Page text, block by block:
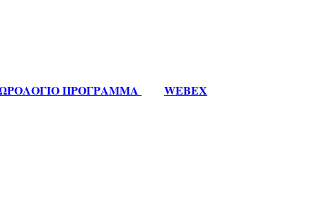
ΠΡΟΓΡΑΜΜΑ WEBEX